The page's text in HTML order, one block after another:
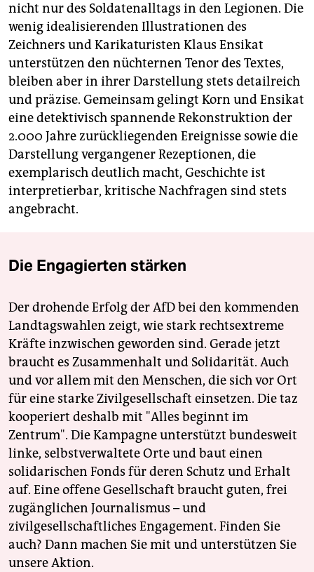
nicht nur des Soldatenalltags in den Legionen. Die
wenig idealisierenden Illustrationen des
Zeichners und Karikaturisten Klaus Ensikat
unterstützen den nüchternen Tenor des Textes,
bleiben aber in ihrer Darstellung stets detailreich
und präzise. Gemeinsam gelingt Korn und Ensikat
eine detektivisch spannende Rekonstruktion der
2.000 Jahre zurückliegenden Ereignisse sowie die
Darstellung vergangener Rezeptionen, die
exemplarisch deutlich macht, Geschichte ist
interpretierbar, kritische Nachfragen sind stets
angebracht.
Die Engagierten stärken
Der drohende Erfolg der AfD bei den kommenden
Landtagswahlen zeigt, wie stark rechtsextreme
Kräfte inzwischen geworden sind. Gerade jetzt
braucht es Zusammenhalt und Solidarität. Auch
und vor allem mit den Menschen, die sich vor Ort
für eine starke Zivilgesellschaft einsetzen. Die taz
kooperiert deshalb mit "Alles beginnt im
Zentrum". Die Kampagne unterstützt bundesweit
linke, selbstverwaltete Orte und baut einen
solidarischen Fonds für deren Schutz und Erhalt
auf. Eine offene Gesellschaft braucht guten, frei
zugänglichen Journalismus – und
zivilgesellschaftliches Engagement. Finden Sie
auch? Dann machen Sie mit und unterstützen Sie
unsere Aktion.